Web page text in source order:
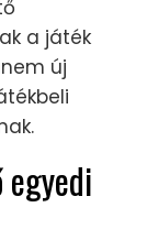
a játék
új